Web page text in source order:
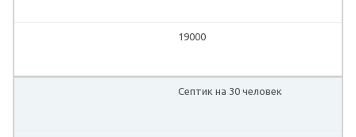
19000
Септик на 30 человек